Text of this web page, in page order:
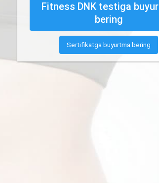
Fitness DNK testiga
bering
Sertifikatga buyurtma bering